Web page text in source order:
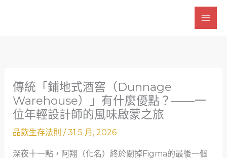
傳統「鋪地式酒窖（Dunnage
Warehouse）」有什麼優點？——一
位年輕設計師的風味啟蒙之旅
品飲生存法則 /31 5 月, 2026
深夜十一點，阿翔（化名）終於關掉Figma的最後一個